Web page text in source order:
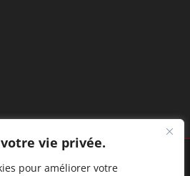
vie privée.
pour améliorer votre